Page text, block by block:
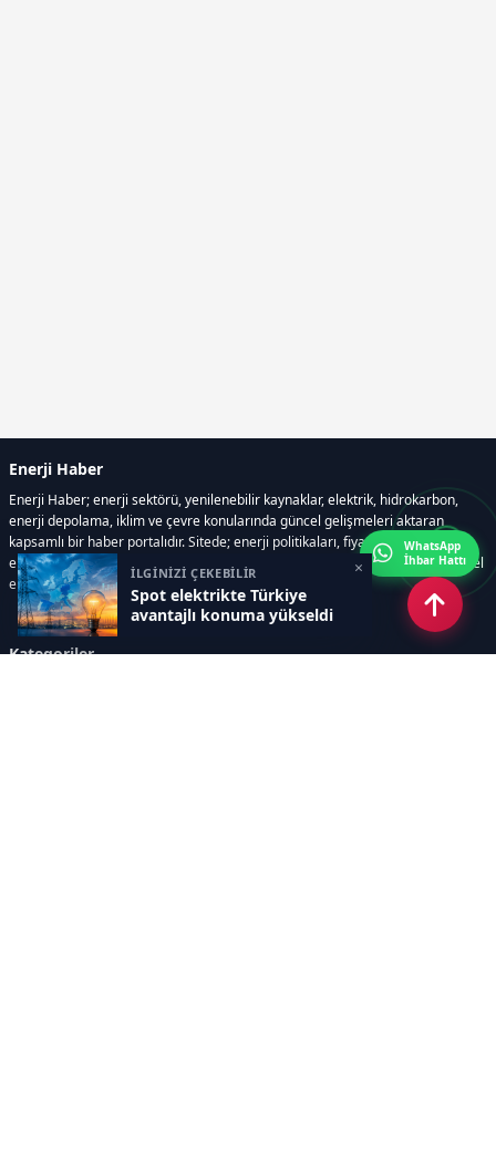
İLGİNİZİ ÇEKEBİLİR
Spot elektrikte Türkiye
avantajlı konuma yükseldi
×
Enerji Haber
Enerji Haber; enerji sektörü, yenilenebilir kaynaklar, elektrik, hidrokarbon,
enerji depolama, iklim ve çevre konularında güncel gelişmeleri aktaran
kapsamlı bir haber portalıdır. Sitede; enerji politikaları, fiyat hareketleri,
elektrik kesintileri, yeni teknolojiler, nükleer enerji, elektrikli araçlar ve küresel
enerji krizleri gibi başlıklar öne çıkar.
Kategoriler
WhatsApp
İhbar Hattı